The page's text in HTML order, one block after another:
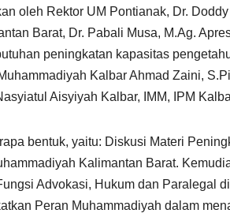
oleh Rektor UM Pontianak, Dr.
Barat, Dr. Pabali Musa, M.Ag.
peningkatan kapasitas
Kalbar Ahmad Zaini,
Aisyiyah Kalbar, IMM, IPM
bentuk, yaitu: Diskusi Materi
Kalimantan Barat.
Advokasi, Hukum dan Paralegal
Peran Muhammadiyah dalam